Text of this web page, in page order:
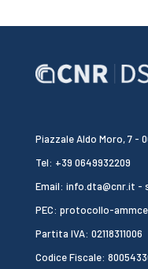
Piazzale Aldo Moro, 7 -
Tel: +39 0649932209
Email: info.dta@cnr.it -
PEC: protocollo-
Partita IVA: 02118311006
Codice Fiscale: